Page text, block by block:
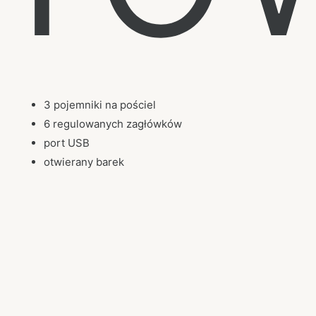
3 pojemniki na pościel
6 regulowanych zagłówków
port USB
otwierany barek